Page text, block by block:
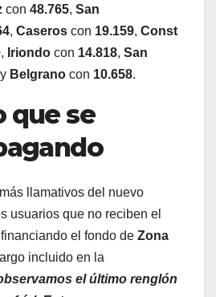
con 48.765, San
, Caseros con 19.159, Const
, Iriondo con 14.818, San
y Belgrano con 10.658.
que se
llamativos del nuevo
usuarios que no reciben el
el fondo de Zona
incluido en la
el último renglón